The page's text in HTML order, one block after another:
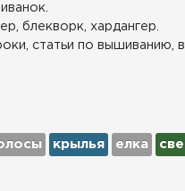
блекворк, хардангер.
статьи по вышиванию,
крылья елка